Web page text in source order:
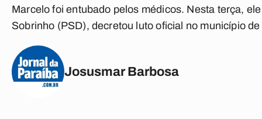
Marcelo foi entubado pelos médicos. Nesta terça,
Sobrinho (PSD), decretou luto oficial no município
Josusmar Barbosa